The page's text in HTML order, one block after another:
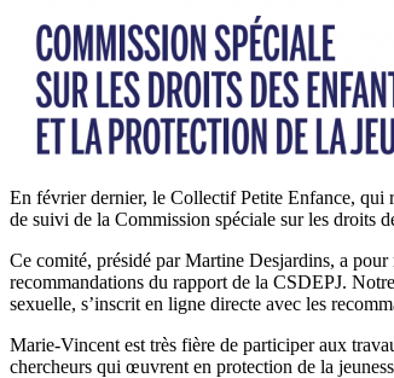
En février dernier, le Collectif Petite Enfance, qui
de suivi de la Commission spéciale sur les droits
Ce comité, présidé par Martine Desjardins, a pour
recommandations du rapport de la CSDEPJ.
sexuelle, s’inscrit en ligne directe avec les
Marie-Vincent est très fière de participer aux
chercheurs qui œuvrent en protection de la